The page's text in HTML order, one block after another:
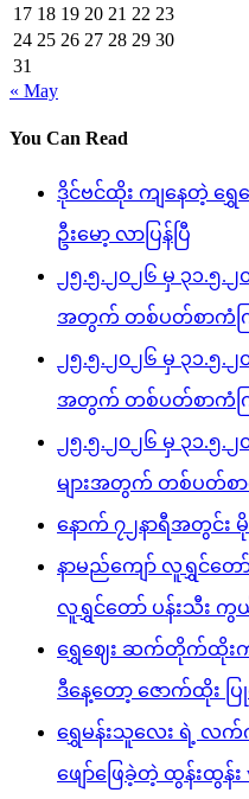
17 18 19 20 21 22 23
24 25 26 27 28 29 30
31
« May
You Can Read
ဒိုင်ဗင်ထိုး ကျနေတဲ့ ရွှေ
ဦးမော့ လာပြန်ပြီ
၂၅.၅.၂၀၂၆ မှ ၃၁.၅.
အတွက် တစ်ပတ်စာကံကြ
၂၅.၅.၂၀၂၆ မှ ၃၁.၅.
အတွက် တစ်ပတ်စာကံကြ
၂၅.၅.၂၀၂၆ မှ ၃၁.၅
များအတွက် တစ်ပတ်စာ
နောက် ၇၂နာရီအတွင်း
နာမည်ကျော် လူရွှင်တ
လူရွှင်တော် ပန်းသီး
ရွှေဈေး ဆက်တိုက်ထိုးက
ဒီနေ့တော့ ဇောက်ထိုး ပ
ရွှေမန်းသူလေး ရဲ့ လက်
ဖျော်ဖြေခဲ့တဲ့ ထွန်းထွန်း